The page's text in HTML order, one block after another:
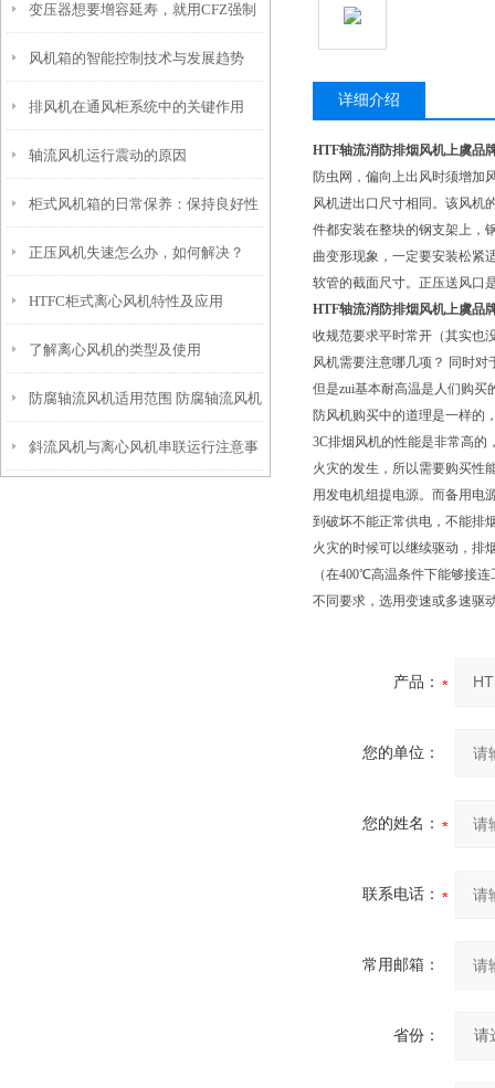
变压器想要增容延寿，就用CFZ强制
风冷风机
风机箱的智能控制技术与发展趋势
排风机在通风柜系统中的关键作用
轴流风机运行震动的原因
柜式风机箱的日常保养：保持良好性
能的关键
正压风机失速怎么办，如何解决？
HTFC柜式离心风机特性及应用
了解离心风机的类型及使用
防腐轴流风机适用范围 防腐轴流风机
的技术特点
斜流风机与离心风机串联运行注意事
详细介绍
HTF轴流消防排烟风机上虞品
防虫网，偏向上出风时须增加
风机进出口尺寸相同。该风机
件都安装在整块的钢支架上，
曲变形现象，一定要安装松紧
软管的截面尺寸。正压送风口
HTF轴流消防排烟风机上虞品
收规范要求平时常开（其实也
风机需要注意哪几项？ 同时
但是zui基本耐高温是人们购买
防风机购买中的道理是一样的
3C排烟风机的性能是非常高的
火灾的发生，所以需要购买性
用发电机组提电源。而备用电
到破坏不能正常供电，不能排
火灾的时候可以继续驱动，排
（在400℃高温条件下能够接
不同要求，选用变速或多速驱
产品：
您的单位：
您的姓名：
联系电话：
常用邮箱：
省份：